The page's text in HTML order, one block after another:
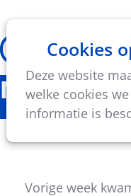
Cookies
Deze website
welke cookies
informatie is
Nieuws
Vorige week